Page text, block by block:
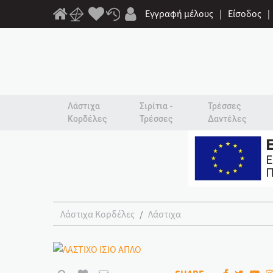
Εγγραφή μέλους | Είσοδος |
Λάστιχα
Κορδέλες
Σιρίτια -
Τρέσσες
Τρέσσες
Δαντέλες
Λάστιχα Κορδέλες Λάστιχα